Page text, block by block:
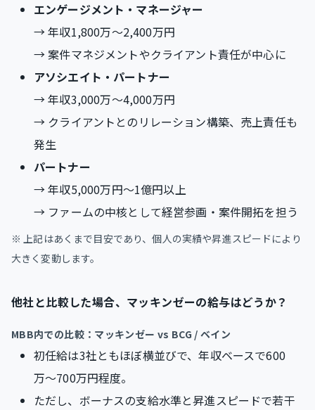
エンゲージメント・マネージャー
→ 年収1,800万〜2,400万円
→ 案件マネジメントやクライアント責任が中心に
アソシエイト・パートナー
→ 年収3,000万〜4,000万円
→ クライアントとのリレーション構築、売上責任も
発生
パートナー
→ 年収5,000万円〜1億円以上
→ ファームの中核として経営参画・案件開拓を担う
※ 上記はあくまで目安であり、個人の実績や昇進スピードにより
大きく変動します。
他社と比較した場合、マッキンゼーの給与はどうか？
MBB内での比較：マッキンゼー vs BCG / ベイン
初任給は3社ともほぼ横並びで、年収ベースで600
万〜700万円程度。
ただし、ボーナスの支給水準と昇進スピードで若干